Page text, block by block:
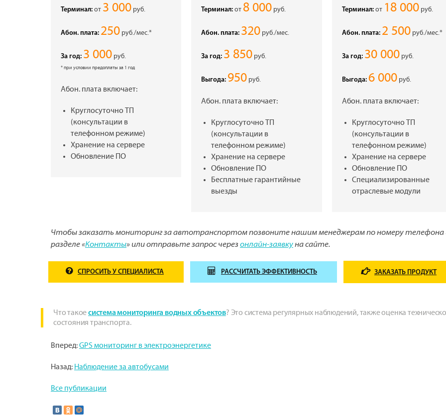
Терминал: от 3 000 руб.
Абон. плата: 250 руб./мес.*
За год: 3 000 руб.
* при условии предоплаты за 1 год
Абон. плата включает:
Круглосуточно ТП
(консультации в
телефонном режиме)
Хранение на сервере
Обновление ПО
Терминал: от 8 000 руб.
Абон. плата: 320 руб./мес.
За год: 3 850 руб.
Выгода: 950 руб.
Абон. плата включает:
Круглосуточно ТП
(консультации в
телефонном режиме)
Хранение на сервере
Обновление ПО
Бесплатные гарантийные
выезды
Терминал: от 18 000руб.
Абон. плата: 2 500руб./мес.*
За год: 30 000руб.
Выгода: 6 000руб.
Абон. плата включает:
Круглосуточно ТП
(консультации в
телефонном режиме)
Хранение на сервере
Обновление ПО
Специализированные
отраслевые модули
Чтобы заказать мониторинг за автотранспортом позвоните нашим менеджерам по номеру телефона
разделе «Контакты» или отправьте запрос через онлайн-заявкуна сайте.
СПРОСИТЬ У СПЕЦИАЛИСТА РАССЧИТАТЬ ЭФФЕКТИВНОСТЬ ЗАКАЗАТЬ ПРОДУКТ
Что такоесистема мониторинга водных объектов? Это система регулярных наблюдений, также оценка
состояния транспорта.
Вперед:GPS мониторинг в электроэнергетике
Назад: Наблюдение за автобусами
Все публикации